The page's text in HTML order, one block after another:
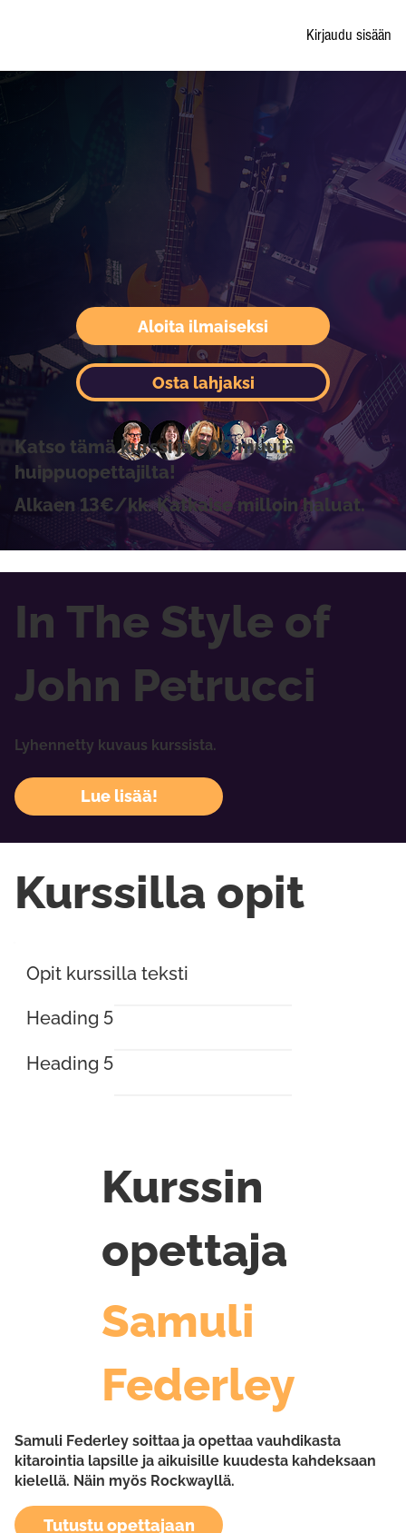
Kirjaudu sisään
Aloita ilmaiseksi
Katso tämä kurssi ja 600 muuta
huippuopettajilta!
Alkaen 13€/kk. Katkaise milloin haluat.
Osta lahjaksi
In The Style of
John Petrucci
Lyhennetty kuvaus kurssista.
Lue lisää!
Kurssilla opit
Opit kurssilla teksti
Heading 5
Heading 5
Kurssin
opettaja
Samuli
Federley
Samuli Federley soittaa ja opettaa vauhdikasta
kitarointia lapsille ja aikuisille kuudesta kahdeksaan
kielellä. Näin myös Rockwayllä.
Tutustu opettajaan